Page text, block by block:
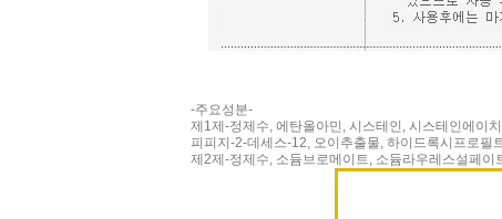
-주요성분-
제1제-정제수, 에탄올아민, 시스테인, 시스테인에이
피피지-2-데세스-12, 오이추출물, 하이드록시프로필
제2제-정제수, 소듐브로메이트, 소듐라우레스설페